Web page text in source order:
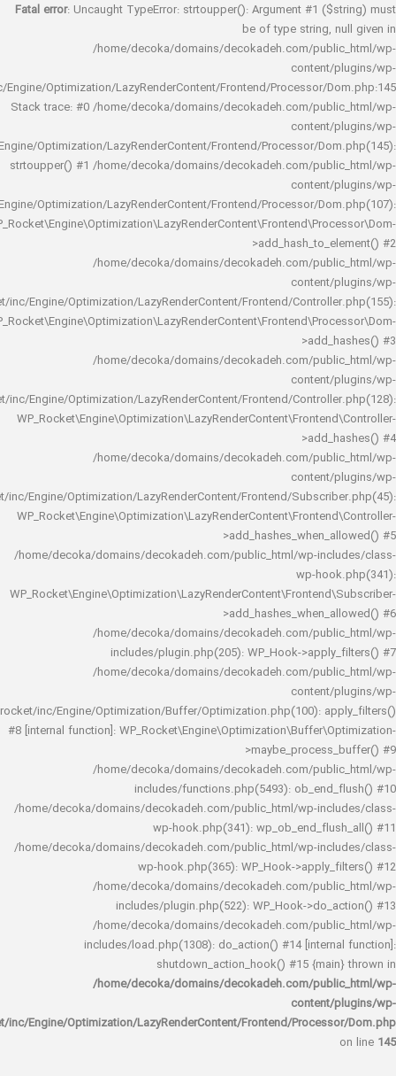
Fatal error : Uncaught TypeError: strtoupper(): Argument #1
be of type string,
/home/decoka/domains/decokadeh.com/
rocket/inc/Engine/Optimization/LazyRenderContent/Frontend/Processor/
Stack trace: #0 /home/decoka/domains/decokadeh.com/
rocket/inc/Engine/Optimization/LazyRenderContent/Frontend/Processor/
strtoupper() #1 /home/decoka/domains/decokadeh.com/
rocket/inc/Engine/Optimization/LazyRenderContent/Frontend/Processor/
/home/decoka/domains/decokadeh.com/
rocket/inc/Engine/Optimization/LazyRenderContent/Frontend/
/home/decoka/domains/decokadeh.com/
rocket/inc/Engine/Optimization/LazyRenderContent/Frontend/
/home/decoka/domains/decokadeh.com/
rocket/inc/Engine/Optimization/LazyRenderContent/Frontend/
/home/decoka/domains/decokadeh.com/public_html/wp-
wp-
/home/decoka/domains/decokadeh.com/
includes/plugin.php(205): WP_Hook-
/home/decoka/domains/decokadeh.com/
rocket/inc/Engine/Optimization/Buffer/Optimization.php(100):
#8 [internal function]:
/home/decoka/domains/decokadeh.com/
includes/functions.php(5493):
/home/decoka/domains/decokadeh.com/public_html/wp-
wp-hook.php(341):
/home/decoka/domains/decokadeh.com/public_html/wp-
wp-hook.php(365): WP_Hook-
/home/decoka/domains/decokadeh.com/
includes/plugin.php(522): WP_Hook-
/home/decoka/domains/decokadeh.com/
includes/load.php(1308): do_action() #14
shutdown_action_hook() #15
/home/decoka/domains/decokadeh.com/
rocket/inc/Engine/Optimization/LazyRenderContent/Frontend/